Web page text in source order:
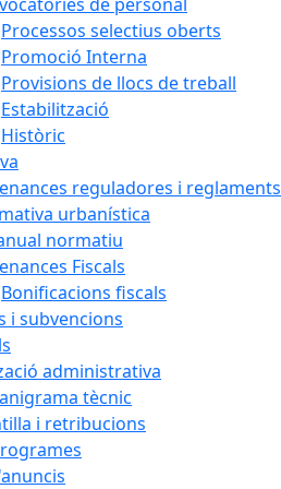
Processos selectius oberts
Promoció Interna
Provisions de llocs de treball
Estabilització
Històric
reguladores i reglaments
urbanística
normatiu
Fiscals
Bonificacions fiscals
i subvencions
administrativa
tècnic
i retribucions